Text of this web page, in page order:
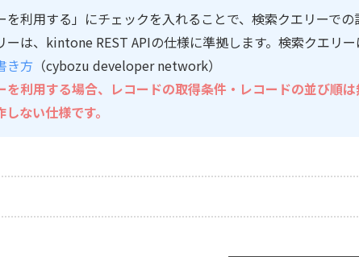
を利用する」にチェックを入れることで、検索クエリーでの
ーは、kintone REST APIの仕様に準拠します。検索クエリー
き方 （cybozu developer network）
利用する場合、レコードの取得条件・レコードの並び順
ない仕様です。